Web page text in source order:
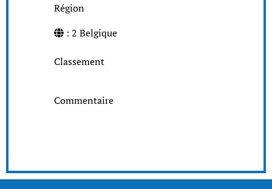
Région
: 2 Belgique
Classement
Commentaire